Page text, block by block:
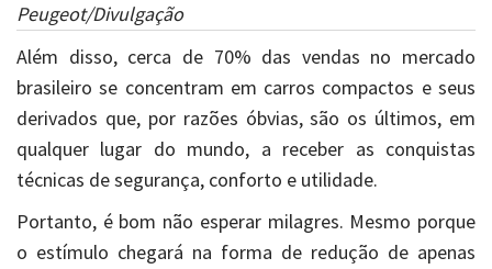
Peugeot/Divulgação
Além disso, cerca de 70% das vendas no mercado
brasileiro se concentram em carros compactos e seus
derivados que, por razões óbvias, são os últimos, em
qualquer lugar do mundo, a receber as conquistas
técnicas de segurança, conforto e utilidade.
Portanto, é bom não esperar milagres. Mesmo porque
o estímulo chegará na forma de redução de apenas